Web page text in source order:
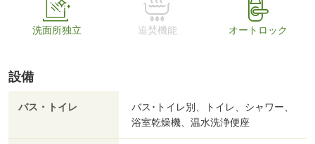
洗面所独立 追焚機能 オートロック
設備
バス・トイレ
バス･トイレ別、トイレ、シャワー、
浴室乾燥機、温水洗浄便座